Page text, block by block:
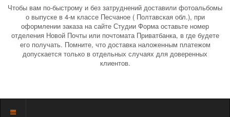
Чтобы вам по-быстрому и без затруднений доставили фотоальбомы
о выпуске в 4-м классе Песчаное ( Полтавская обл.), при
оформлении заказа на сайте Студии Форма оставьте номер
отделения Новой Почты или почтомата Приватбанка, в где будете
его получать. Помните, что доставка наложенным платежом
допускается только в отдельных случаях для доверенных
клиентов.
Показать